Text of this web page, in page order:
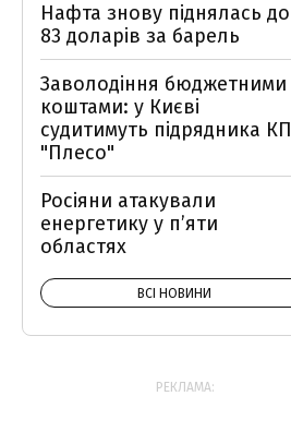
Нафта знову піднялась до
83 доларів за барель
Заволодіння бюджетними
коштами: у Києві
судитимуть підрядника КП
"Плесо"
Росіяни атакували
енергетику у пʼяти
областях
ВСІ НОВИНИ
РЕКЛАМА: